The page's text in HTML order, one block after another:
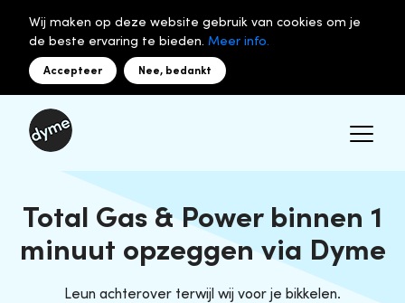
Wij maken op deze website gebruik van cookies om je
de beste ervaring te bieden. Meer info.
Accepteer Nee, bedankt
Total Gas & Power binnen 1
minuut opzeggen via Dyme
Leun achterover terwijl wij voor je bikkelen.